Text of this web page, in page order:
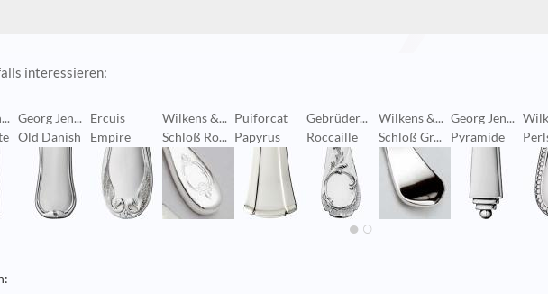
interessieren:
Georg Jen...
Old Danish
Ercuis
Empire
Wilkens &...
Schloß Ro...
Puiforcat
Papyrus
Gebrüder...
Roccaille
Wilkens &...
Schloß Gr...
Georg Jen...
Pyramide